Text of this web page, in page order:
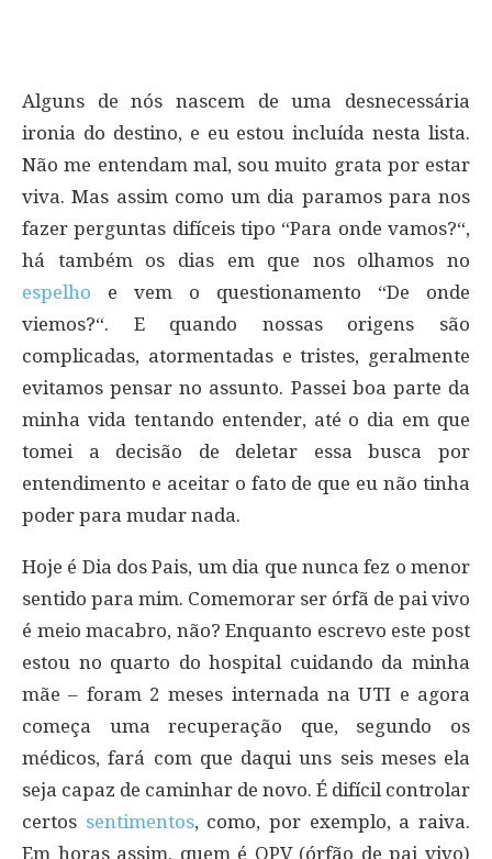
Alguns de nós nascem de uma desnecessária
ironia do destino, e eu estou incluída nesta lista.
Não me entendam mal, sou muito grata por estar
viva. Mas assim como um dia paramos para nos
fazer perguntas difíceis tipo “Para onde vamos?“,
há também os dias em que nos olhamos no
espelho e vem o questionamento “De onde
viemos?“. E quando nossas origens são
complicadas, atormentadas e tristes, geralmente
evitamos pensar no assunto. Passei boa parte da
minha vida tentando entender, até o dia em que
tomei a decisão de deletar essa busca por
entendimento e aceitar o fato de que eu não tinha
poder para mudar nada.
Hoje é Dia dos Pais, um dia que nunca fez o menor
sentido para mim. Comemorar ser órfã de pai vivo
é meio macabro, não? Enquanto escrevo este post
estou no quarto do hospital cuidando da minha
mãe – foram 2 meses internada na UTI e agora
começa uma recuperação que, segundo os
médicos, fará com que daqui uns seis meses ela
seja capaz de caminhar de novo. É difícil controlar
certos sentimentos, como, por exemplo, a raiva.
Em horas assim, quem é OPV (órfão de pai vivo)